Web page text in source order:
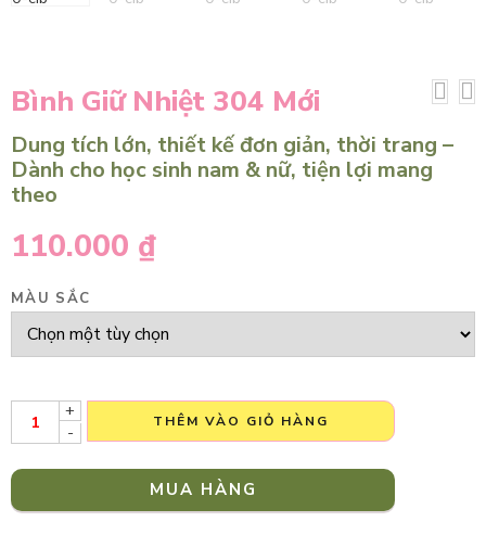
Bình Giữ Nhiệt 304 Mới
Dung tích lớn, thiết kế đơn giản, thời trang –
Dành cho học sinh nam & nữ, tiện lợi mang
theo
110.000 ₫
MÀU SẮC
+
-
THÊM VÀO GIỎ HÀNG
MUA HÀNG